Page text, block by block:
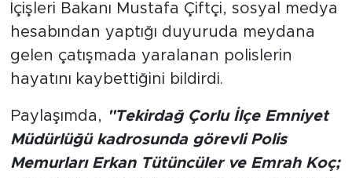
İçişleri Bakanı Mustafa Çiftçi, sosyal medya
hesabından yaptığı duyuruda meydana
gelen çatışmada yaralanan polislerin
hayatını kaybettiğini bildirdi.
Paylaşımda, "Tekirdağ Çorlu İlçe Emniyet
Müdürlüğü kadrosunda görevli Polis
Memurları Erkan Tütüncüler ve Emrah Koç;